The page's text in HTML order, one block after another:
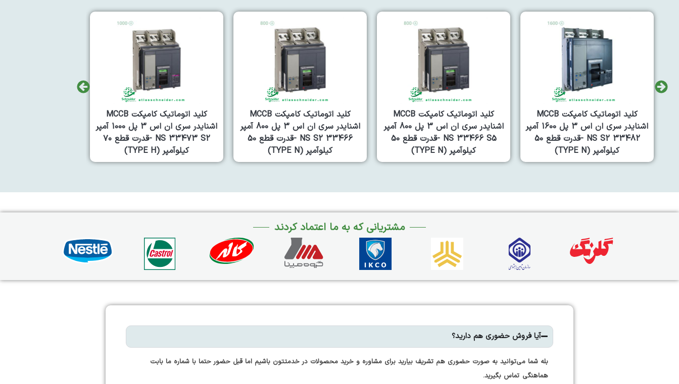
کلید اتوماتیک کامپکت MCCB
اشنایدر سری ان اس 3 پل 800 آمپر
NS 33466 S5 -قدرت قطع 50
کیلوآمپر (TYPE N)
کلید اتوماتیک کامپکت MCCB
اشنایدر سری ان اس 3 پل 800 آمپر
NS S2 33466 -قدرت قطع 50
کیلوآمپر (TYPE N)
کلید اتوماتیک کامپکت MCCB
اشنایدر سری ان اس 3 پل 1000 آمپر
NS 33473 S2 -قدرت قطع ۷۰
کیلوآمپر (TYPE H)
کلید اتوماتیک کامپکت MCCB
اشنایدر سری ان اس 3 پل 1000 آمپر
NS S2 33472 -قدرت قطع 50
کیلوآمپر (TYPE N)
مشتریانی که به ما اعتماد کردند
آیا فروش حضوری هم دارید؟
بله شما می‌توانید به صورت حضوری هم تشریف بیارید برای مشاوره و خرید محصولات در خدمتتون باشیم اما قبل حضور حتما با شماره ما بابت
هماهنگی تماس بگیرید.